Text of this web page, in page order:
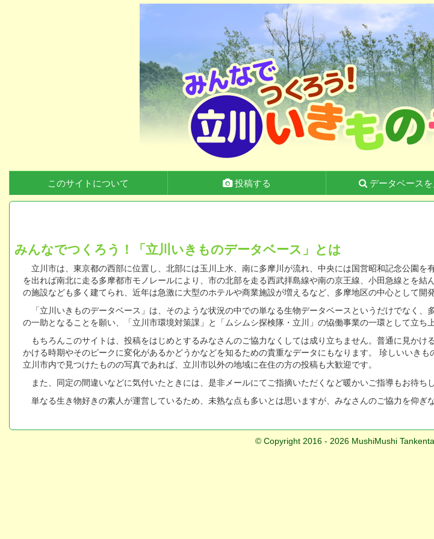
このサイトについて 投稿する データベースを
みんなでつくろう！「立川いきものデータベース」とは
立川市は、東京都の西部に位置し、北部には玉川上水、南に多摩川が流れ、中央には国営昭和記念公園
を出れば南北に走る多摩都市モノレールにより、市の北部を走る西武拝島線や南の京王線、小田急線とを
の施設なども多く建てられ、近年は急激に大型のホテルや商業施設が増えるなど、多摩地区の中心として開
「立川いきものデータベース」は、そのような状況の中での単なる生物データベースというだけでなく
の一助となることを願い、「立川市環境対策課」と「ムシムシ探検隊・立川」の恊働事業の一環として立ち
もちろんこのサイトは、投稿をはじめとするみなさんのご協力なくしては成り立ちません。普通に見か
かける時期やそのピークに変化があるかどうかなどを知るための貴重なデータにもなります。 珍しいいき
立川市内で見つけたものの写真であれば、立川市以外の地域に在住の方の投稿も大歓迎です。
また、同定の間違いなどに気付いたときには、是非メールにてご指摘いただくなど暖かいご指導もお待ちし
単なる生き物好きの素人が運営しているため、未熟な点も多いとは思いますが、みなさんのご協力を仰ぎ
© Copyright 2016 - 2026 MushiMushi